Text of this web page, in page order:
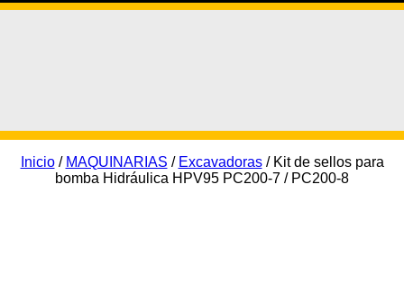
Inicio/ MAQUINARIAS / Excavadoras/ Kit de sellos para
bomba Hidráulica HPV95 PC200-7 / PC200-8